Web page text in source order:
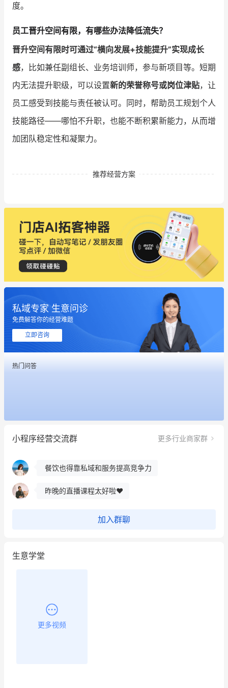
度。
员工晋升空间有限，有哪些办法降低流失？
晋升空间有限时可通过“横向发展+技能提升”实现成长
感，比如兼任副组长、业务培训师，参与新项目等。短期
内无法提升职级，可以设置新的荣誉称号或岗位津贴，让
员工感受到技能与责任被认可。同时，帮助员工规划个人
技能路径——哪怕不升职，也能不断积累新能力，从而增
加团队稳定性和凝聚力。
推荐经营方案
私域专家 生意问诊
免费解答你的经营难题
立即咨询
热门问答
小程序经营交流群 更多行业商家群
这个营销策划案例推荐大家看一下
用有赞就能在微信、小红书同时经营了
餐饮也得靠私域和服务提高竞争力
这个营销策划案例推荐大家看一下
用有赞就能在微信、小红书同时经营了
餐饮也得靠私域和服务提高竞争力
昨晚的直播课程太好啦❤️
加入群聊
生意学堂
更多视频